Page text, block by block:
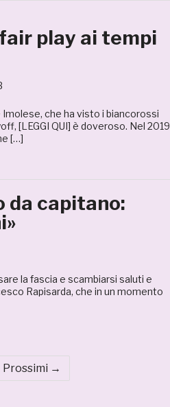
play ai tempi
che ha visto i biancorossi
[LEGGI QUI] è doveroso. Nel 2019
[…]
da capitano:
la fascia e scambiarsi saluti e
Rapisarda, che in un momento
Prossimi →